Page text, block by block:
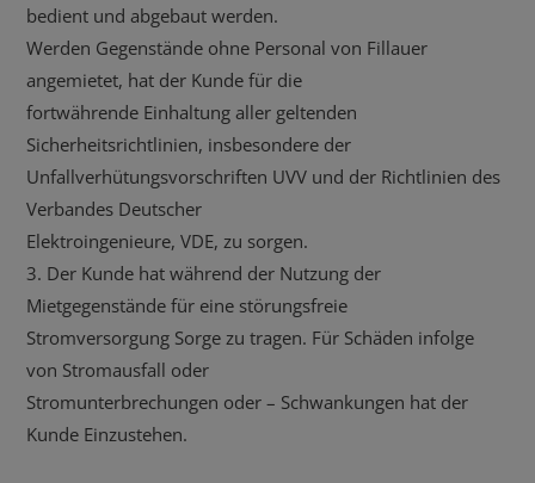
bedient und abgebaut werden.
Werden Gegenstände ohne Personal von Fillauer
angemietet, hat der Kunde für die
fortwährende Einhaltung aller geltenden
Sicherheitsrichtlinien, insbesondere der
Unfallverhütungsvorschriften UVV und der Richtlinien des
Verbandes Deutscher
Elektroingenieure, VDE, zu sorgen.
3. Der Kunde hat während der Nutzung der
Mietgegenstände für eine störungsfreie
Stromversorgung Sorge zu tragen. Für Schäden infolge
von Stromausfall oder
Stromunterbrechungen oder – Schwankungen hat der
Kunde Einzustehen.